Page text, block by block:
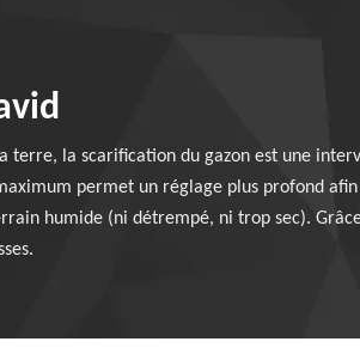
la scarification du gazon est une
permet un réglage plus profond
humide (ni détrempé, ni trop sec).